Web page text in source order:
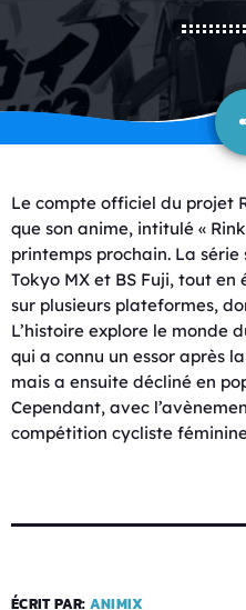
Le compte officiel du projet
que son anime, intitulé «
printemps prochain. La
Tokyo MX et BS Fuji, tout
sur plusieurs plateformes,
L’histoire explore le monde
qui a connu un essor après
mais a ensuite décliné en
Cependant, avec
compétition cycliste
ÉCRIT PAR: ANIMIX